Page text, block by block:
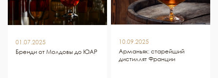
01.07.2025
Бренди от Молдовы до ЮАР
10.09.2025
Арманьяк: старейший
дистиллят Франции